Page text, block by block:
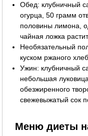
Обед: клубничный
огурца, 50 грамм
половины лимона,
чайная ложка
Необязательный
куском ржаного
Ужин: клубничный
небольшая
обезжиренного
свежевыжатый сок
Меню диеты